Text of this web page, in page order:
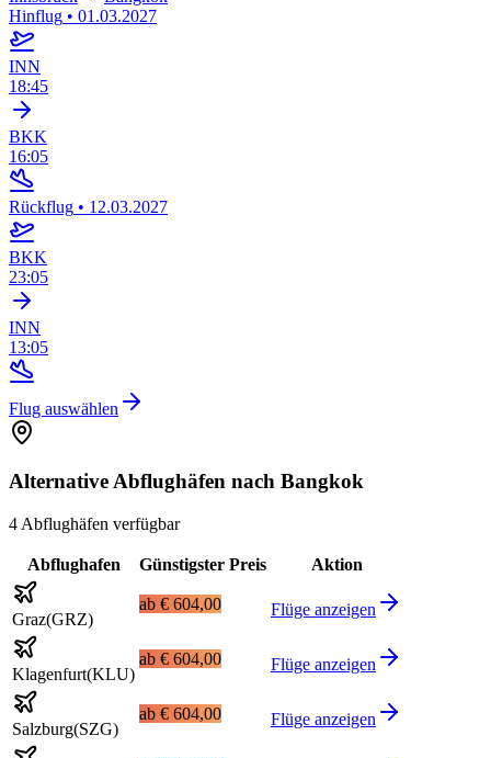
Hinflug • 01.03.2027
INN
18:45
BKK
16:05
Rückflug • 12.03.2027
BKK
23:05
INN
13:05
Flug auswählen
Alternative Abflughäfen nach Bangkok
4 Abflughäfen verfügbar
Abflughafen Günstigster Preis Aktion
Graz(GRZ)
ab € 604,00 Flüge anzeigen
Klagenfurt(KLU)
ab € 604,00 Flüge anzeigen
Salzburg(SZG)
ab € 604,00 Flüge anzeigen